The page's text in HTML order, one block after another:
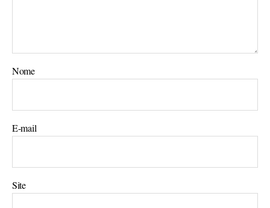
Nome
E-mail
Site